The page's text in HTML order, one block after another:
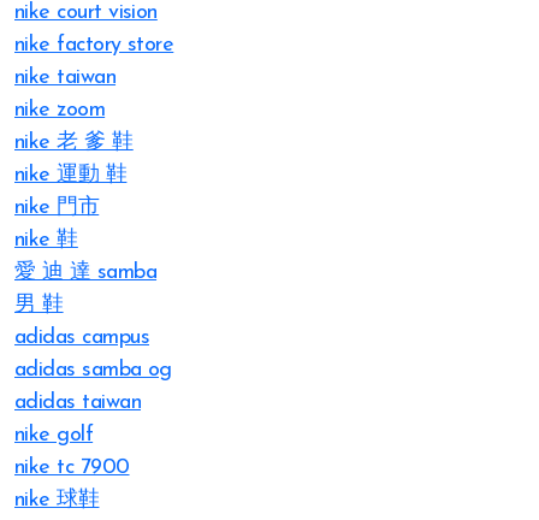
nike court vision
nike factory store
nike taiwan
nike zoom
nike 老 爹 鞋
nike 運動 鞋
nike 門市
nike 鞋
愛 迪 達 samba
男 鞋
adidas campus
adidas samba og
adidas taiwan
nike golf
nike tc 7900
nike 球鞋